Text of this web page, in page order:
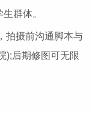
群体。
摄前沟通脚本与
);后期修图可无限